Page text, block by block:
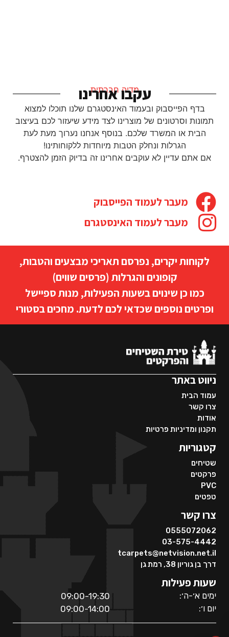
מדיה חברתית
עקבו אחרינו
בדף הפייסבוק ובעמוד האינסטגרם שלנו תוכלו למצוא
תמונות וסרטונים של מוצרינו לצד מידע שיעזור לכם בעיצוב
הבית או המשרד שלכם. בנוסף אנחנו נערוך מעת לעת
הגרלות ונחלק הטבות מיוחדות ללקוחותינו!
אם אתם עדיין לא עוקבים אחרינו זה בדיוק הזמן להצטרף.
מעבר לעמוד הפייסבוק
מעבר לעמוד האינסטגרם
לקוחות יקרים, נפרסם תאריכי מבצעים והטבות,
קופונים והגרלות (פרסים שווים)
כמו כן שינוים בשעות הפעילות, מנות ספיישל
ופרטים נוספים שכדאי לכם לדעת. מחכים בסטורי
ניווט באתר
עמוד הבית
צרו קשר
אודות
תקנון ומדיניות פרטיות
קטגוריות
שטיחים
פרקטים
PVC
טפטים
צרו קשר
0555072062
03-575-4442
tcarpets@netvision.net.il
דרך בן גוריון 38, רמת גן
שעות פעילות
ימים א׳-ה׳:
יום ו׳:
09:00-19:30
09:00-14:00